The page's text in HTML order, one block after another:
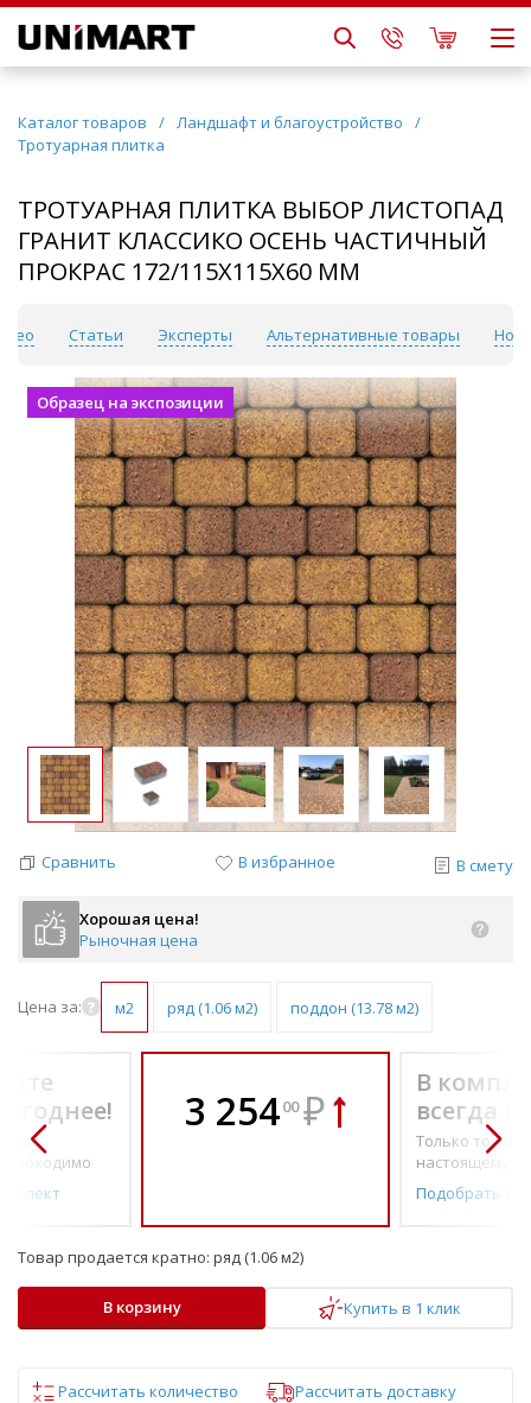
Каталог товаров / Ландшафт и благоустройство
/
Тротуарная плитка
ТРОТУАРНАЯ ПЛИТКА ВЫБОР ЛИСТОПАД
ГРАНИТ КЛАССИКО ОСЕНЬ ЧАСТИЧНЫЙ
ПРОКРАС 172/115Х115Х60 ММ
Статьи Эксперты Альтернативные товары
Образец на экспозиции
Сравнить В избранное В смету
Хорошая цена!
Рыночная цена
Цена за: м2 ряд (1.06 м2) поддон (13.78 м2)
по-
3 25400 ₽
В
всегда
Только то, что
настоящему
Подобрать
Товар продается кратно: ряд (1.06 м2)
В корзину Купить в 1 клик
Рассчитать количество
Рассчитать доставку